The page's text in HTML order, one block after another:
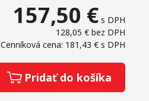
157,50 € s DPH
128,05 € bez DPH
Cenníková cena: 181,43 € s DPH
Pridať do košíka